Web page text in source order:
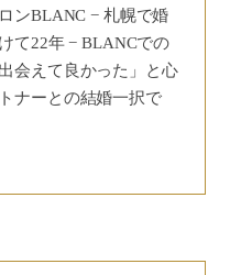
ンBLANC − 札幌で婚
て22年 − BLANCでの
会えて良かった」と心
ナーとの結婚一択で